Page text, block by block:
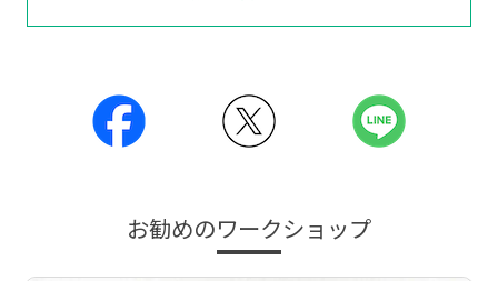
お勧めのワークショップ